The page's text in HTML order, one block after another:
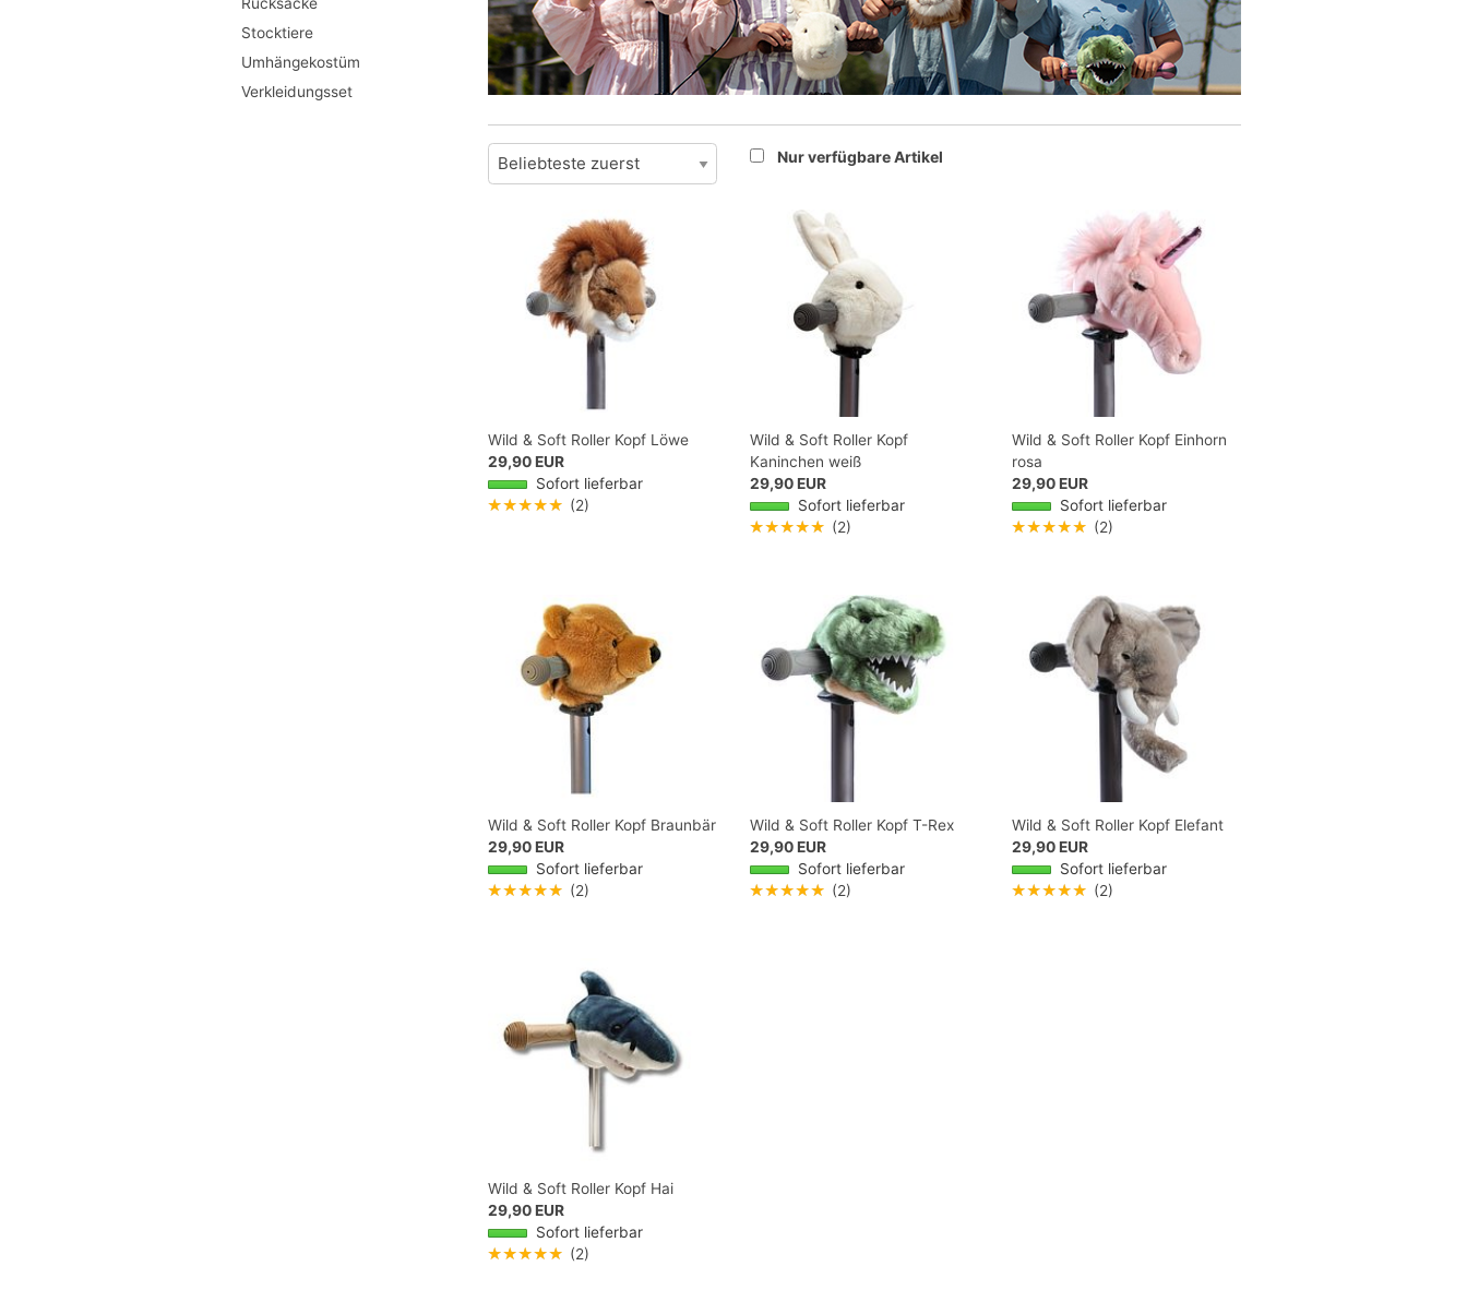
Stocktiere
Umhängekostüm
Verkleidungsset
Nur verfügbare Artikel
Wild & Soft Roller Kopf Löwe
29,90 EUR
Sofort lieferbar
★★★★★ (2)
Wild & Soft Roller Kopf
Kaninchen weiß
29,90 EUR
Sofort lieferbar
★★★★★ (2)
Wild & Soft Roller Kopf Einhorn
rosa
29,90 EUR
Sofort lieferbar
★★★★★ (2)
Wild & Soft Roller Kopf Braunbär
29,90 EUR
Sofort lieferbar
★★★★★ (2)
Wild & Soft Roller Kopf T-Rex
29,90 EUR
Sofort lieferbar
★★★★★ (2)
Wild & Soft Roller Kopf Elefant
29,90 EUR
Sofort lieferbar
★★★★★ (2)
Wild & Soft Roller Kopf Hai
29,90 EUR
Sofort lieferbar
★★★★★ (2)